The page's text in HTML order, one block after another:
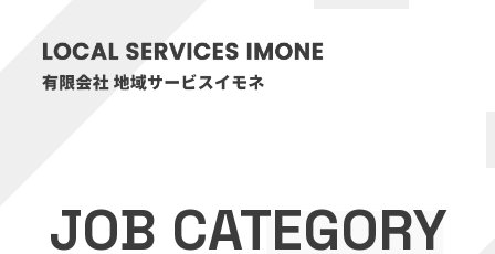
医療・介護事業
JOB CATEGORY